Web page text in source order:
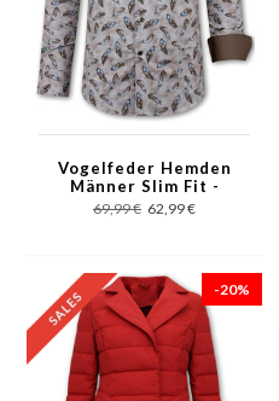
Vogelfeder Hemden
Männer Slim Fit -
3111- Braun
69,99 € 62,99 €
-20%